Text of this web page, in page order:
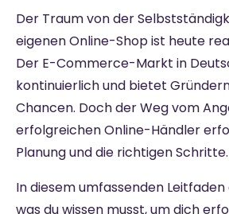
Der Traum von der
eigenen Online-Shop ist heute
Der E-Commerce-Markt in
kontinuierlich und bietet
Chancen. Doch der Weg vom
erfolgreichen Online-Händler
Planung und die richtigen Schritte.
In diesem umfassenden
was du wissen musst, um dich